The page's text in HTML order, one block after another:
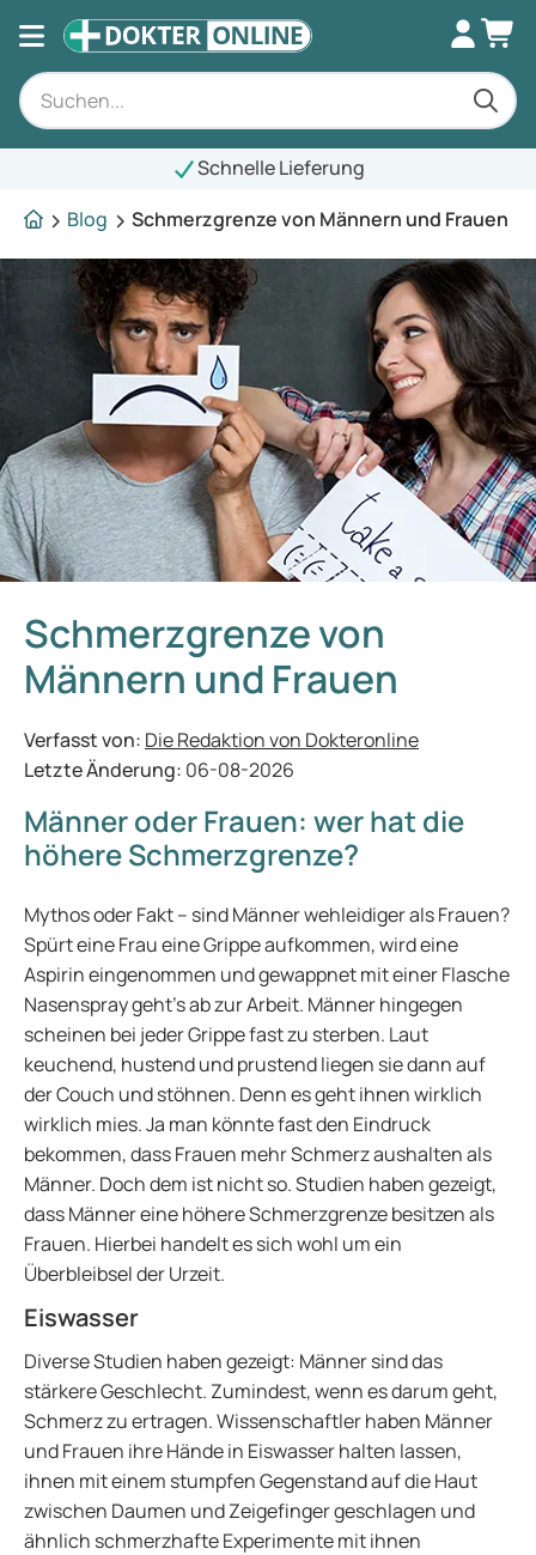
Schnelle Lieferung
Blog
Schmerzgrenze von Männern und Frauen
Schmerzgrenze von
Männern und Frauen
Verfasst von: Die Redaktion von Dokteronline
Letzte Änderung: 06-08-2026
Männer oder Frauen: wer hat die
höhere Schmerzgrenze?
Mythos oder Fakt – sind Männer wehleidiger als Frauen?
Spürt eine Frau eine Grippe aufkommen, wird eine
Aspirin eingenommen und gewappnet mit einer Flasche
Nasenspray geht’s ab zur Arbeit. Männer hingegen
scheinen bei jeder Grippe fast zu sterben. Laut
keuchend, hustend und prustend liegen sie dann auf
der Couch und stöhnen. Denn es geht ihnen wirklich
wirklich mies. Ja man könnte fast den Eindruck
bekommen, dass Frauen mehr Schmerz aushalten als
Männer. Doch dem ist nicht so. Studien haben gezeigt,
dass Männer eine höhere Schmerzgrenze besitzen als
Frauen. Hierbei handelt es sich wohl um ein
Überbleibsel der Urzeit.
Eiswasser
Diverse Studien haben gezeigt: Männer sind das
stärkere Geschlecht. Zumindest, wenn es darum geht,
Schmerz zu ertragen. Wissenschaftler haben Männer
und Frauen ihre Hände in Eiswasser halten lassen,
ihnen mit einem stumpfen Gegenstand auf die Haut
zwischen Daumen und Zeigefinger geschlagen und
ähnlich schmerzhafte Experimente mit ihnen